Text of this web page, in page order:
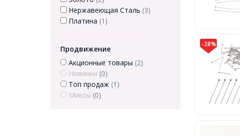
Нержавеющая Сталь (3)
Платина (1)
Продвижение
Акционные товары (2)
Новинки (0)
Топ продаж (1)
Миксы (0)
-28%